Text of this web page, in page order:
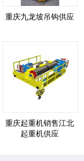
重庆九龙坡吊钩供应
重庆起重机销售江北
起重机供应